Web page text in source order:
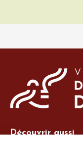
Découvrir aussi